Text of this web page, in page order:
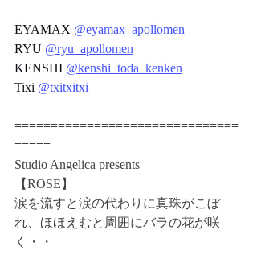
EYAMAX @eyamax_apollomen
RYU @ryu_apollomen
KENSHI @kenshi_toda_kenken
Tixi @txitxitxi
===============================
=====
Studio Angelica presents
【ROSE】
涙を流すと涙の代わりに真珠がこぼ
れ、ほほえむと周囲にバラの花が咲
く・・